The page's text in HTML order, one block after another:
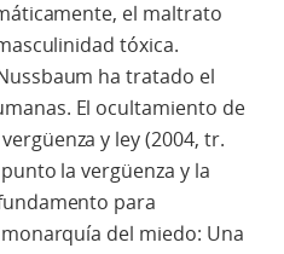
el maltrato
tóxica.
ha tratado el
El ocultamiento de
y ley (2004, tr.
la vergüenza y la
para
del miedo: Una